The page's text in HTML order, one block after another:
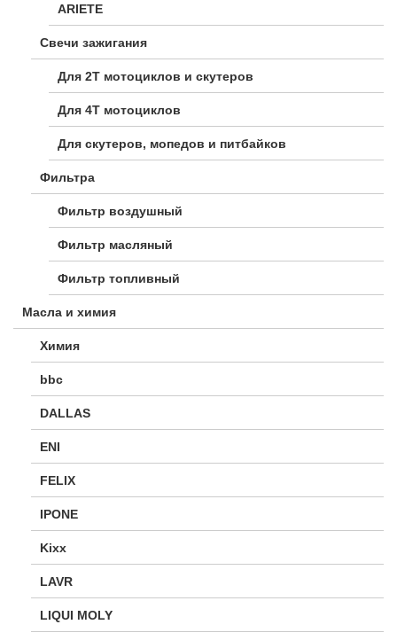
ARIETE
Свечи зажигания
Для 2Т мотоциклов и скутеров
Для 4Т мотоциклов
Для скутеров, мопедов и питбайков
Фильтра
Фильтр воздушный
Фильтр масляный
Фильтр топливный
Масла и химия
Химия
bbc
DALLAS
ENI
FELIX
IPONE
Kixx
LAVR
LIQUI MOLY